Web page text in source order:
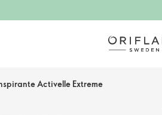
Activelle Extreme